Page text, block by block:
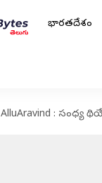
భారతదేశం
AlluAravind : సంధ్య